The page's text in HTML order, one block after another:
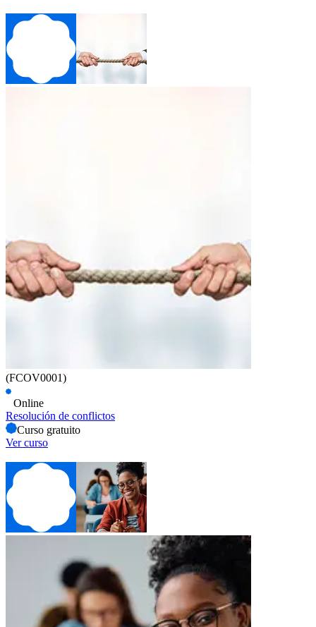
(FCOV0001)
Online
Resolución de conflictos
Curso gratuito
Ver curso